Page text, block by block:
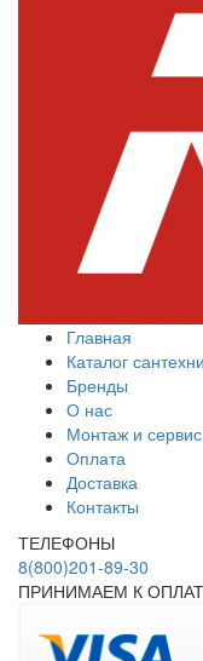
Главная
Каталог
Бренды
О нас
Монтаж и сервис
Оплата
Доставка
Контакты
ТЕЛЕФОНЫ
8(800)201-89-30
ПРИНИМАЕМ К